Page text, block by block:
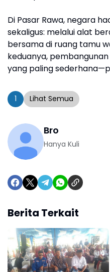
Di Pasar Rawa, negara
sekaligus: melalui alat
bersama di ruang tamu
keduanya,
yang paling
1 Lihat Semua
Bro
Hanya Kuli
Berita Terkait